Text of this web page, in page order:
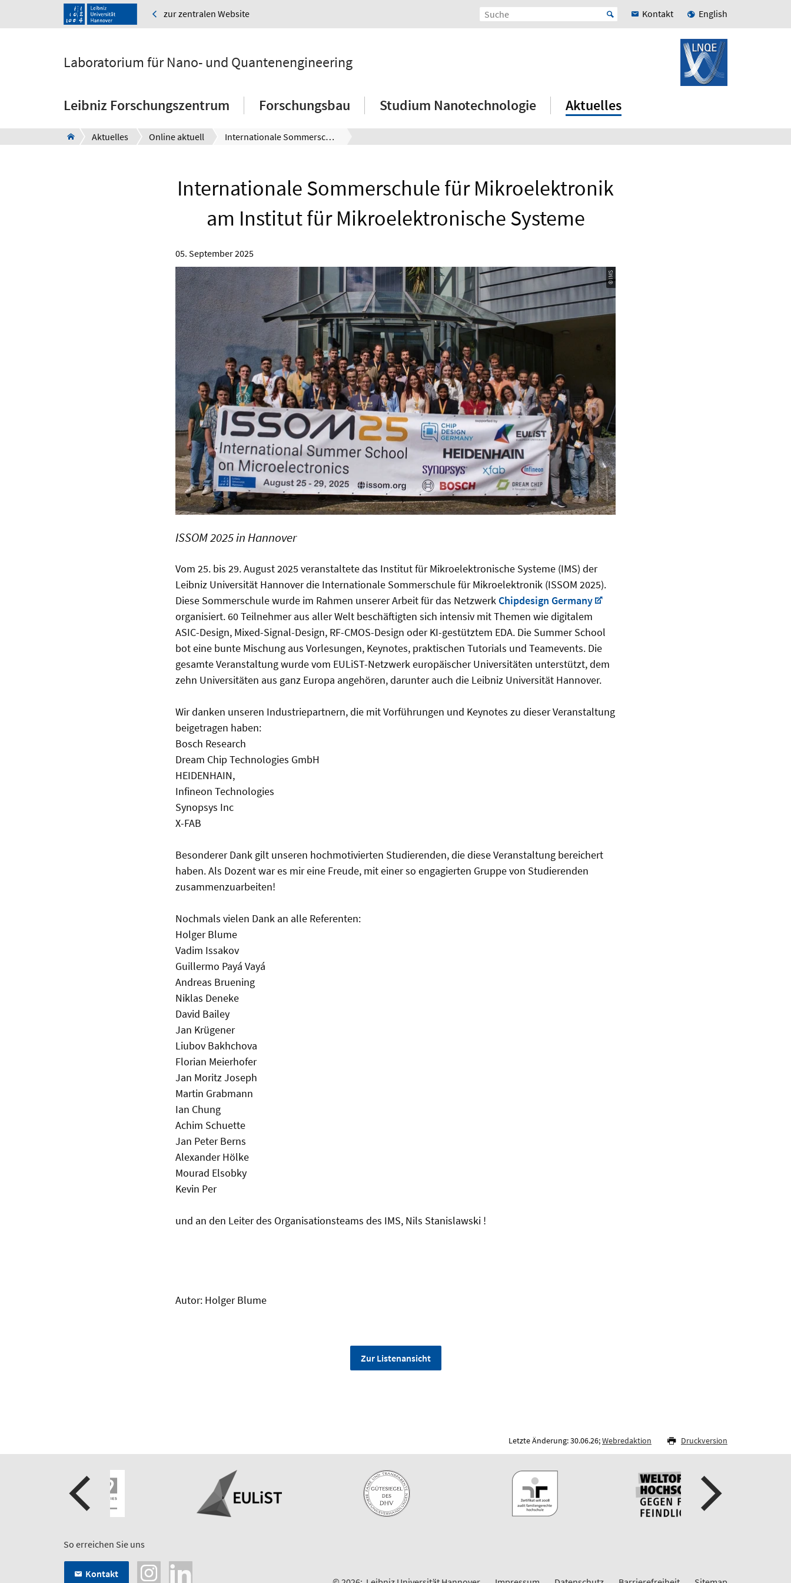
zur zentralen Website Kontakt English
Laboratorium für Nano- und Quantenengineering
Leibniz Forschungszentrum Forschungsbau Studium Nanotechnologie Aktuelles
Aktuelles Online aktuell Internationale Sommerschule für Mikroelektronik am Institut für Mikroelektronische Systeme
Internationale Sommerschule für Mikroelektronik
am Institut für Mikroelektronische Systeme
05. September 2025
© IMS
ISSOM 2025 in Hannover
Vom 25. bis 29. August 2025 veranstaltete das Institut für Mikroelektronische Systeme (IMS) der
Leibniz Universität Hannover die Internationale Sommerschule für Mikroelektronik (ISSOM 2025).
Diese Sommerschule wurde im Rahmen unserer Arbeit für das Netzwerk Chipdesign Germany
organisiert. 60 Teilnehmer aus aller Welt beschäftigten sich intensiv mit Themen wie digitalem
ASIC-Design, Mixed-Signal-Design, RF-CMOS-Design oder KI-gestütztem EDA. Die Summer School
bot eine bunte Mischung aus Vorlesungen, Keynotes, praktischen Tutorials und Teamevents. Die
gesamte Veranstaltung wurde vom EULiST-Netzwerk europäischer Universitäten unterstützt, dem
zehn Universitäten aus ganz Europa angehören, darunter auch die Leibniz Universität Hannover.
Wir danken unseren Industriepartnern, die mit Vorführungen und Keynotes zu dieser Veranstaltung
beigetragen haben:
Bosch Research
Dream Chip Technologies GmbH
HEIDENHAIN,
Infineon Technologies
Synopsys Inc
X-FAB
Besonderer Dank gilt unseren hochmotivierten Studierenden, die diese Veranstaltung bereichert
haben. Als Dozent war es mir eine Freude, mit einer so engagierten Gruppe von Studierenden
zusammenzuarbeiten!
Nochmals vielen Dank an alle Referenten:
Holger Blume
Vadim Issakov
Guillermo Payá Vayá
Andreas Bruening
Niklas Deneke
David Bailey
Jan Krügener
Liubov Bakhchova
Florian Meierhofer
Jan Moritz Joseph
Martin Grabmann
Ian Chung
Achim Schuette
Jan Peter Berns
Alexander Hölke
Mourad Elsobky
Kevin Per
und an den Leiter des Organisationsteams des IMS, Nils Stanislawski !
Autor: Holger Blume
Zur Listenansicht
Letzte Änderung: 30.06.26;Webredaktion Druckversion
So erreichen Sie uns
Kontakt